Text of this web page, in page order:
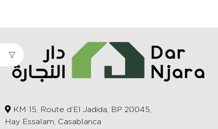
KM 15, Route d’El Jadida, BP 20045,
Hay Essalam, Casablanca